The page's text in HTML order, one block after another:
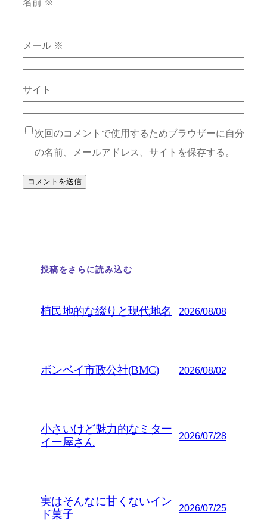
メール ※
サイト
次回のコメントで使用するためブラウザーに自分
の名前、メールアドレス、サイトを保存する。
投稿をさらに読み込む
植民地的な綴りと現代地名 2026/08/08
ボンベイ市政公社(BMC) 2026/08/02
小さいけど魅力的なミター
イー屋さん
2026/07/28
実はそんなに甘くないイン
ド菓子
2026/07/25